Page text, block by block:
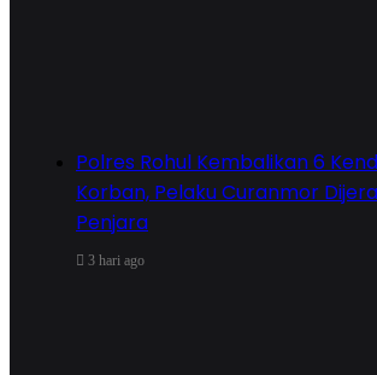
Polres Rohul Kembalikan 6
Korban, Pelaku Curanmor
Penjara
3 hari ago